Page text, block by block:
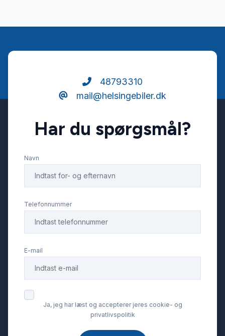
48793310
mail@helsingebiler.dk
Har du spørgsmål?
Navn
Telefonnummer
E-mail
Ja, jeg har læst og accepterer jeres cookie- og
privatlivspolitik